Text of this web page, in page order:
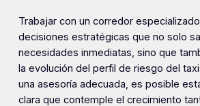
Trabajar con un corredor
decisiones estratégicas que no solo
necesidades inmediatas, sino que
la evolución del perfil de riesgo del
una asesoría adecuada, es posible
clara que contemple el crecimiento